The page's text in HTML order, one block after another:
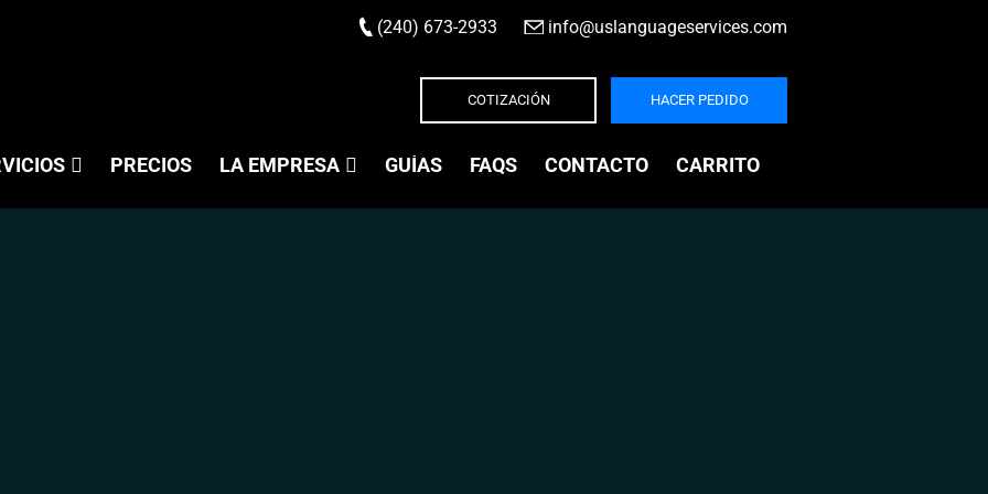
(240) 673-2933 info@uslanguageservices.com
COTIZACIÓN HACER PEDIDO
PRECIOS LA EMPRESA GUÍAS FAQS CONTACTO CARRITO